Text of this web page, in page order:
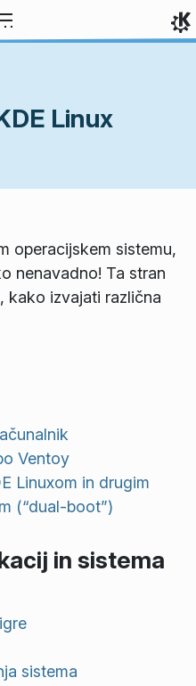
Linux
operacijskem sistemu,
nenavadno! Ta stran
kako izvajati različna
Ventoy
Linuxom in drugim
(“dual-boot”)
in sistema
sistema